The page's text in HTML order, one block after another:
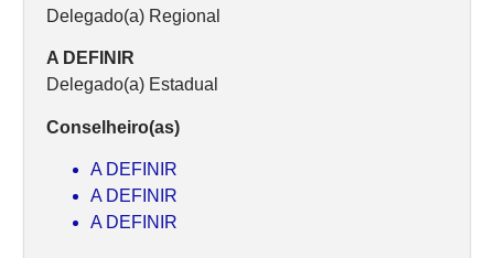
Delegado(a) Regional
A DEFINIR
Delegado(a) Estadual
Conselheiro(as)
A DEFINIR
A DEFINIR
A DEFINIR